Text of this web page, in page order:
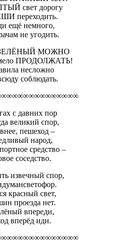
свет дорогу
переходить.
ещё немного,
не угодить.
ЗЕЛЁНЫЙ МОЖНО
ПРОДОЛЖАТЬ!
несложно
соблюдать.
с давних пор
великий спор,
пешеход –
народ,
средство –
соседство.
извечный спор,
красный свет,
проезда нет.
впереди,
вперёд иди.